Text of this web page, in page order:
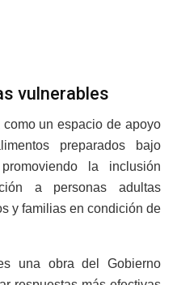
vulnerables
un espacio de apoyo
preparados bajo
la inclusión
a personas adultas
y familias en condición de
una obra del Gobierno